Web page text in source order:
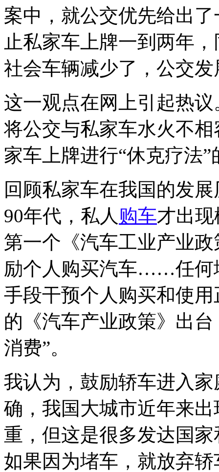
案中，就公交优先给出
止私家车上牌一到两年
社会车辆减少了，公交
这一观点在网上引起热
将公交与私家车水火不
家车上牌进行“休克疗法
回顾私家车在我国的发
90年代，私人 购车才出
第一个《汽车工业产业
励个人购买汽车……任何
手段干预个人购买和使
的《汽车产业政策》出
消费”。
我认为，鼓励轿车进入
确，我国大城市近年来
重，但这是很多发达国
如果因为堵车，就放弃